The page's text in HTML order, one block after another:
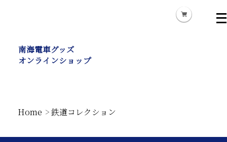
メ
ニ
南海電車グッズ
オンラインショップ
Home 鉄道コレクション